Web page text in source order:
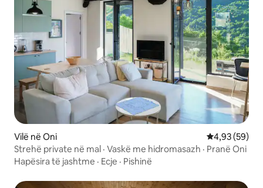
Vilë në Oni Vlerësimi
4,93 (59)
Strehë private në mal · Vaskë me hidromasazh · Pranë Oni
Hapësira të jashtme · Ecje · Pishinë